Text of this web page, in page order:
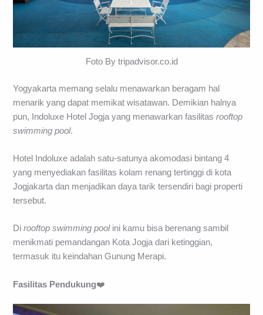
Foto By tripadvisor.co.id
Yogyakarta memang selalu menawarkan beragam hal
menarik yang dapat memikat wisatawan. Demikian halnya
pun, Indoluxe Hotel Jogja yang menawarkan fasilitasrooftop
swimming pool.
Hotel Indoluxe adalah satu-satunya akomodasi bintang 4
yang menyediakan fasilitas kolam renang tertinggi di kota
Jogjakarta dan menjadikan daya tarik tersendiri bagi properti
tersebut.
Dirooftop swimming poolini kamu bisa berenang sambil
menikmati pemandangan Kota Jogja dari ketinggian,
termasuk itu keindahan Gunung Merapi.
Fasilitas Pendukung❤️